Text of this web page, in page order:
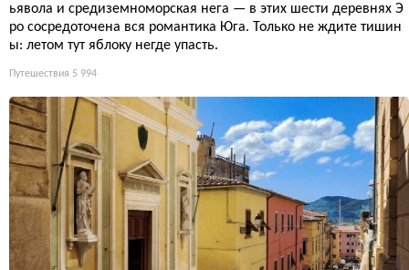
ьявола и средиземноморская нега — в этих шести деревнях Э
ро сосредоточена вся романтика Юга. Только не ждите тишин
ы: летом тут яблоку негде упасть.
Путешествия 5 994